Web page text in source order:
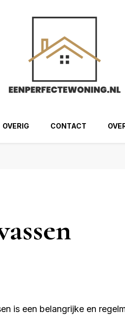
OVERIG CONTACT
is een belangrijke en